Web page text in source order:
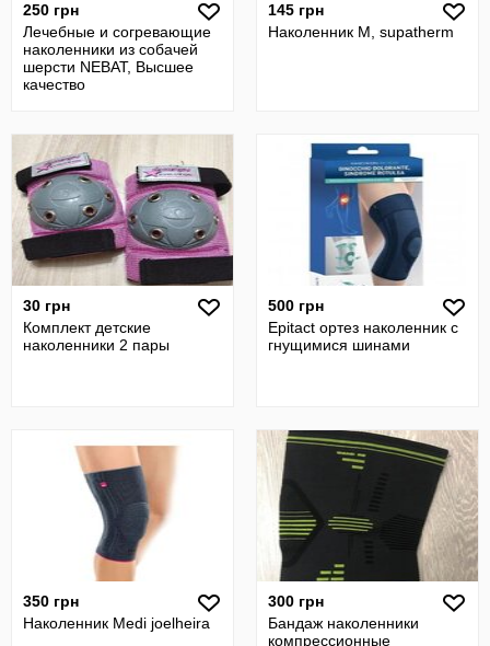
250 грн
Лечебные и согревающие
наколенники из собачей
шерсти NEBAT, Высшее
качество
145 грн
Наколенник М, supatherm
30 грн
Комплект детские
наколенники 2 пары
500 грн
Epitact ортез наколенник с
гнущимися шинами
350 грн
Наколенник Medi joelheira
300 грн
Бандаж наколенники
компрессионные